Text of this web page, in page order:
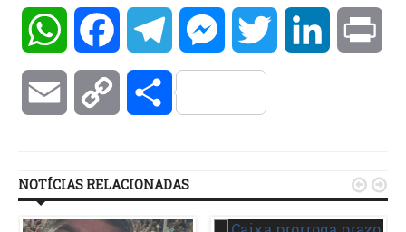
WhatsAppFacebookTelegramMessengerTwitter LinkedIn
Email Copy Compartilhar
NOTÍCIAS RELACIONADAS  